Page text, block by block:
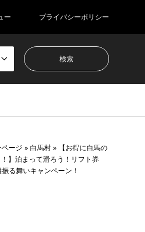
ー プライバシーポリシー
ージ » 白馬村 » 【お得に白馬の
】泊まって滑ろう！リフト券
る舞いキャンペーン！